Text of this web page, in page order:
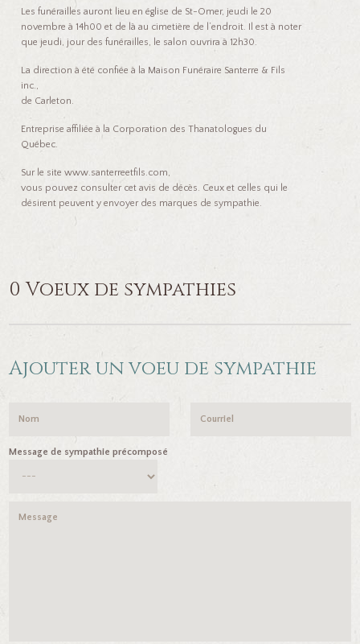
Les funérailles auront lieu en église de St-Omer, jeudi le 20
novembre à 14h00 et de là au cimetière de l’endroit. Il est à noter
que jeudi, jour des funérailles, le salon ouvrira à 12h30.
La direction à été confiée à la Maison Funéraire Santerre & Fils
inc.,
de Carleton.
Entreprise affiliée à la Corporation des Thanatologues du
Québec.
Sur le site www.santerreetfils.com,
vous pouvez consulter cet avis de décès. Ceux et celles qui le
désirent peuvent y envoyer des marques de sympathie.
0 Voeux de sympathies
Ajouter un voeu de sympathie
Message de sympathie précomposé